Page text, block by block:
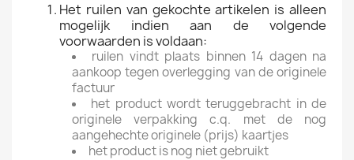
Het ruilen van gekochte artikelen is alleen
mogelijk indien aan de volgende
voorwaarden is voldaan:
ruilen vindt plaats binnen 14 dagen na
aankoop tegen overlegging van de originele
factuur
het product wordt teruggebracht in de
originele verpakking c.q. met de nog
aangehechte originele (prijs) kaartjes
het product is nog niet gebruikt